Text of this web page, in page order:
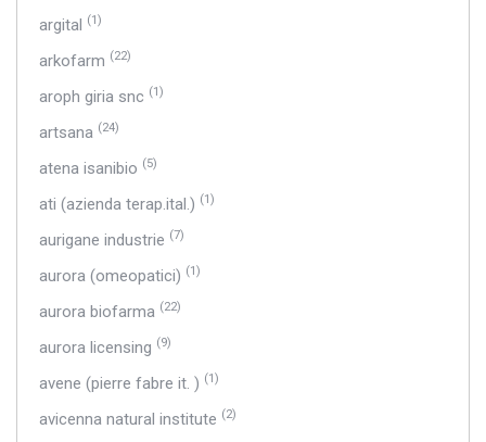
argital (1)
arkofarm (22)
aroph giria snc (1)
artsana (24)
atena isanibio (5)
ati (azienda terap.ital.) (1)
aurigane industrie (7)
aurora (omeopatici) (1)
aurora biofarma (22)
aurora licensing (9)
avene (pierre fabre it. ) (1)
avicenna natural institute (2)